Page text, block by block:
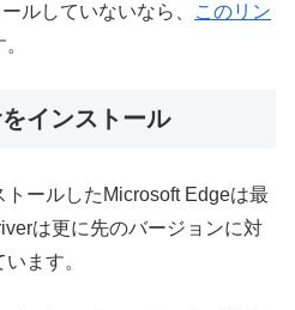
ルしていないなら、
このリン
インストール
ールしたMicrosoft Edgeは最
は更に先のバージョンに対
ます。